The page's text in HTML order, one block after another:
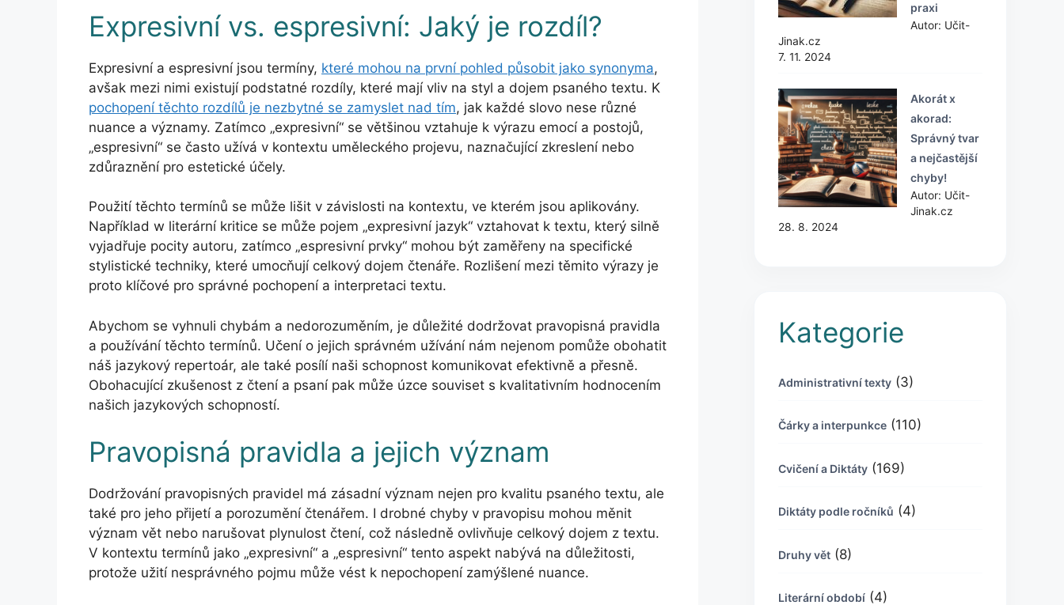
Expresivní vs. espresivní: Jaký je rozdíl?
Expresivní a espresivní jsou termíny, které mohou na první pohled působit jako synonyma,
avšak mezi nimi existují podstatné rozdíly, které mají vliv na styl a dojem psaného textu. K
pochopení těchto rozdílů je nezbytné se zamyslet nad tím, jak každé slovo nese různé
nuance a významy. Zatímco „expresivní“ se většinou vztahuje k výrazu emocí a postojů,
„espresivní“ se často užívá v kontextu uměleckého projevu, naznačující zkreslení nebo
zdůraznění pro estetické účely.
Použití těchto termínů se může lišit v závislosti na kontextu, ve kterém jsou aplikovány.
Například w literární kritice se může pojem „expresivní jazyk“ vztahovat k textu, který silně
vyjadřuje pocity autoru, zatímco „espresivní prvky“ mohou být zaměřeny na specifické
stylistické techniky, které umocňují celkový dojem čtenáře. Rozlišení mezi těmito výrazy je
proto klíčové pro správné pochopení a interpretaci textu.
Abychom se vyhnuli chybám a nedorozuměním, je důležité dodržovat pravopisná pravidla
a používání těchto termínů. Učení o jejich správném užívání nám nejenom pomůže obohatit
náš jazykový repertoár, ale také posílí naši schopnost komunikovat efektivně a přesně.
Obohacující zkušenost z čtení a psaní pak může úzce souviset s kvalitativním hodnocením
našich jazykových schopností.
Pravopisná pravidla a jejich význam
Dodržování pravopisných pravidel má zásadní význam nejen pro kvalitu psaného textu, ale
také pro jeho přijetí a porozumění čtenářem. I drobné chyby v pravopisu mohou měnit
význam vět nebo narušovat plynulost čtení, což následně ovlivňuje celkový dojem z textu.
V kontextu termínů jako „expresivní“ a „espresivní“ tento aspekt nabývá na důležitosti,
protože užití nesprávného pojmu může vést k nepochopení zamýšlené nuance.
praxi
Autor: Učit-
Jinak.cz
7. 11. 2024
Akorát x
akorad:
Správný tvar
a nejčastější
chyby!
Autor: Učit-
Jinak.cz
28. 8. 2024
Kategorie
Administrativní texty (3)
Čárky a interpunkce (110)
Cvičení a Diktáty (169)
Diktáty podle ročníků (4)
Druhy vět (8)
Literární období (4)